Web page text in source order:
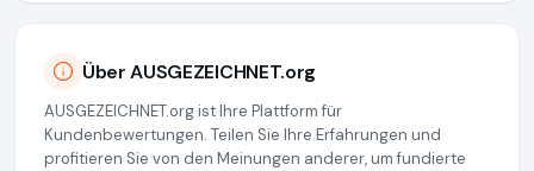
Über AUSGEZEICHNET.org
AUSGEZEICHNET.org ist Ihre Plattform für
Kundenbewertungen. Teilen Sie Ihre Erfahrungen und
profitieren Sie von den Meinungen anderer, um fundierte